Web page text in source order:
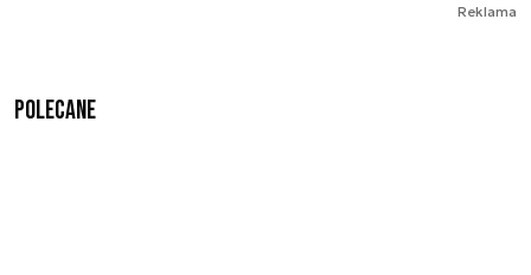
Reklama
Polecane